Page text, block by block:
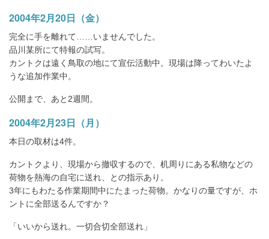
2004年2月20日（金）
完全に手を離れて……いませんでした。
品川某所にて特報の試写。
カントクは遠く鳥取の地にて宣伝活動中。現場は降ってわいたよ
うな追加作業中。
公開まで、あと2週間。
2004年2月23日（月）
本日の取材は4件。
カントクより、現場から撤収するので、机周りにある私物などの
荷物を熱海の自宅に送れ、との指示あり。
3年にもわたる作業期間中にたまった荷物。かなりの量ですが、ホ
ントに全部送るんですか？
「いいから送れ。一切合切全部送れ」